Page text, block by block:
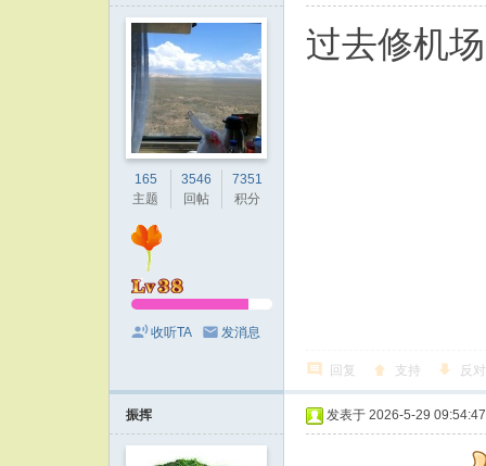
165
主题
3546
回帖
7351
积分
收听TA 发消息
过去修机
回复 支持 反对
振挥 发表于 2026-5-29 09:54:47